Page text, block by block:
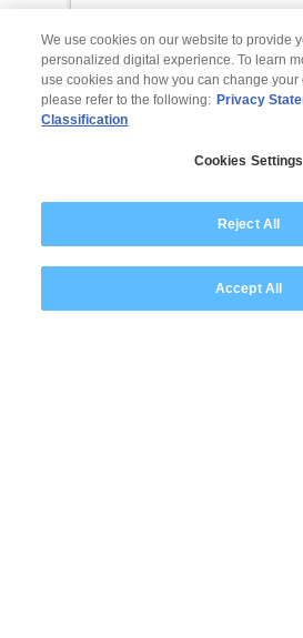
Êtes-vous
partie des
We use cookies on our website to provide
personalized digital experience. To learn
use cookies and how you can change your
please refer to the following: Privacy
Classification
Cookies Settings
Reject All
Accept All